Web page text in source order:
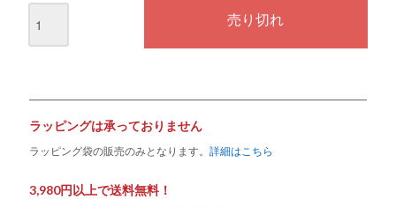
ラッピングは承っておりません
ラッピング袋の販売のみとなります。詳細はこちら
3,980円以上で送料無料！